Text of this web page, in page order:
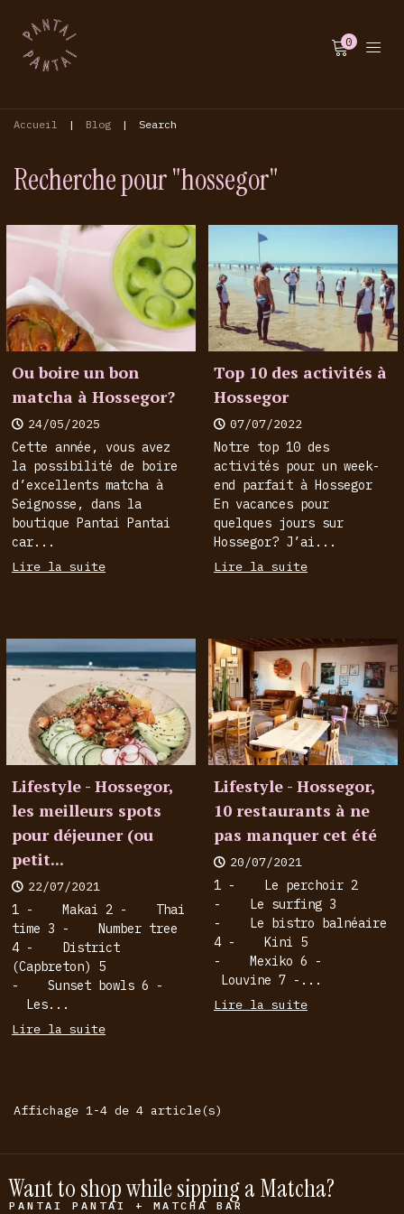
0
Accueil | Blog | Search
Recherche pour "hossegor"
Ou boire un bon
matcha à Hossegor?
24/05/2025
Cette année, vous avez
la possibilité de boire
d’excellents matcha à
Seignosse, dans la
boutique Pantai Pantai
car...
Lire la suite
Top 10 des activités à
Hossegor
07/07/2022
Notre top 10 des
activités pour un week-
end parfait à Hossegor
En vacances pour
quelques jours sur
Hossegor? J’ai...
Lire la suite
Lifestyle - Hossegor,
les meilleurs spots
pour déjeuner (ou
petit...
22/07/2021
1 - Makai 2 - Thai
time 3 - Number tree
4 - District
(Capbreton) 5
- Sunset bowls 6 -
Les...
Lire la suite
Lifestyle - Hossegor,
10 restaurants à ne
pas manquer cet été
20/07/2021
1 - Le perchoir 2
- Le surfing 3
- Le bistro balnéaire
4 - Kini 5
- Mexiko 6 -
Louvine 7 -...
Lire la suite
Affichage 1-4 de 4 article(s)
Want to shop while sipping a Matcha?
PANTAI PANTAI + MATCHA BAR